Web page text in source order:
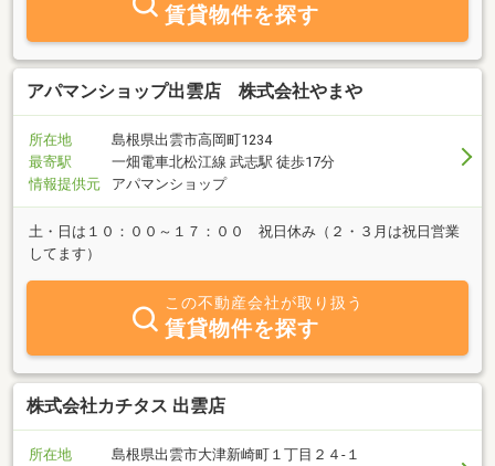
賃貸物件を探す
アパマンショップ出雲店 株式会社やまや
所在地
島根県出雲市高岡町1234
最寄駅
一畑電車北松江線 武志駅 徒歩17分
情報提供元
アパマンショップ
土・日は１０：００～１７：００ 祝日休み（２・３月は祝日営業
してます）
この不動産会社が取り扱う
賃貸物件を探す
株式会社カチタス 出雲店
所在地
島根県出雲市大津新崎町１丁目２４‐１